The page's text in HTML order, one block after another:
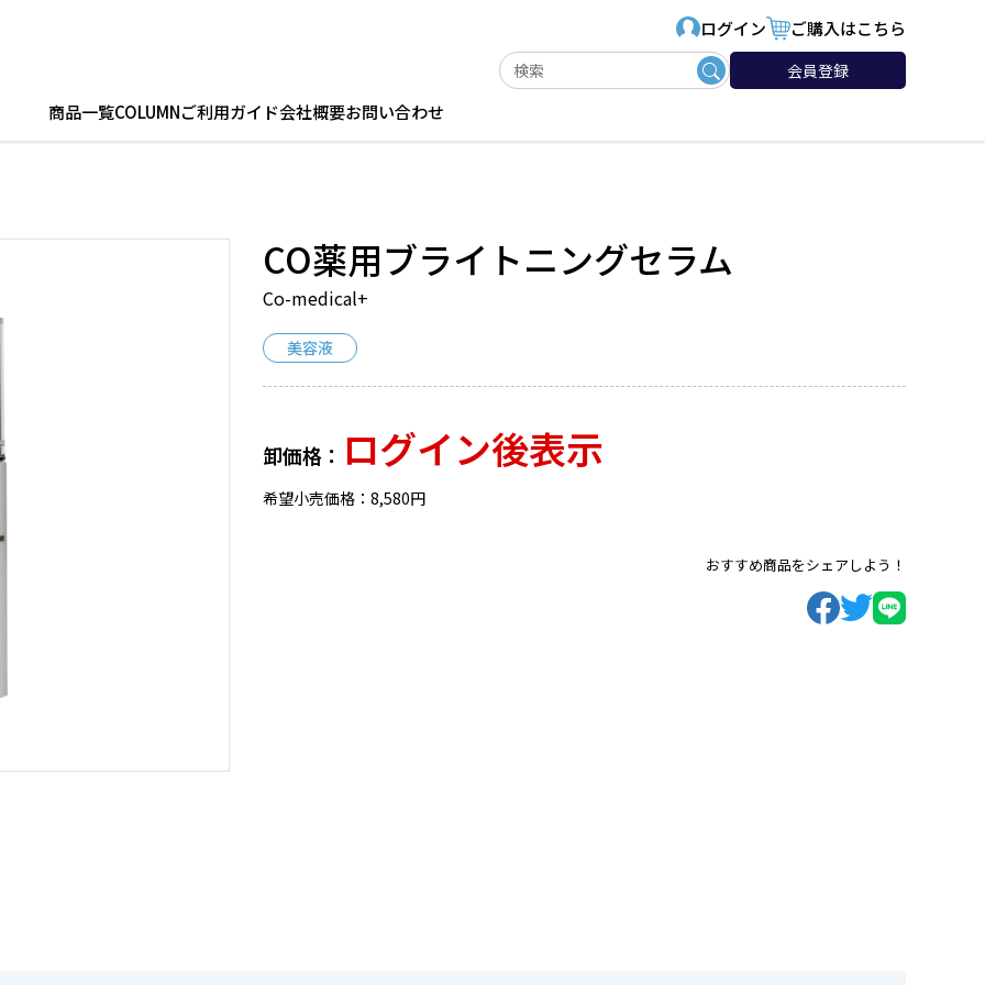
ログイン ご購入はこちら
会員登録
商品一覧COLUMNご利用ガイド会社概要お問い合わせ
CO薬用ブライトニングセラム
Co-medical+
美容液
卸価格： ログイン後表示
希望小売価格：8,580円
おすすめ商品をシェアしよう！